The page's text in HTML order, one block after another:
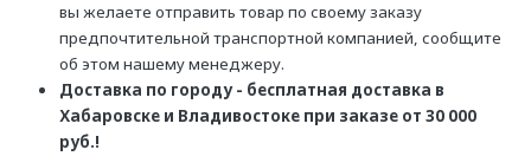
вы желаете отправить товар по своему заказу
предпочтительной транспортной компанией, сообщите
об этом нашему менеджеру.
Доставка по городу - бесплатная доставка в
Хабаровске и Владивостоке при заказе от 30 000
руб.!